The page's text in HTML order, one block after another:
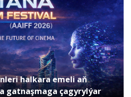
halkara emeli aň
gatnaşmaga çagyrylýar